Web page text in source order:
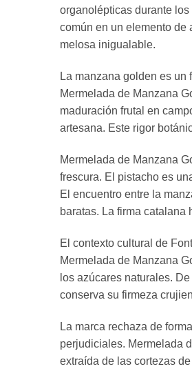
organolépticas durante
común en un elemento de
melosa inigualable.
La manzana golden es
Mermelada de Manzana
maduración frutal en
artesana. Este rigor
Mermelada de Manzana
frescura. El pistacho es
El encuentro entre la
baratas. La firma
El contexto cultural de
Mermelada de Manzana
los azúcares naturales.
conserva su firmeza
La marca rechaza de
perjudiciales. Mermelada
extraída de las cortezas